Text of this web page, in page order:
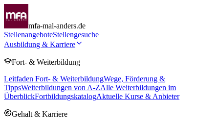
mfa-mal-anders.de
StellenangeboteStellengesuche
Ausbildung & Karriere
Fort- & Weiterbildung
Leitfaden Fort- & WeiterbildungWege, Förderung &
TippsWeiterbildungen von A-ZAlle Weiterbildungen im
ÜberblickFortbildungskatalogAktuelle Kurse & Anbieter
Gehalt & Karriere